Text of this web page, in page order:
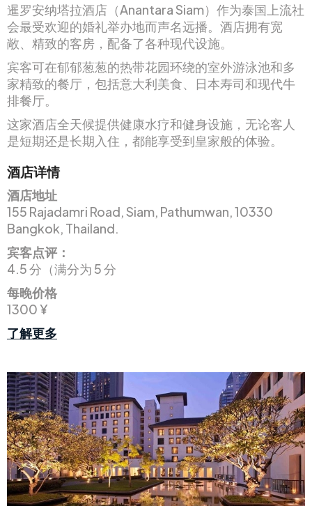
暹罗安纳塔拉酒店（Anantara Siam）作为泰国上流社
会最受欢迎的婚礼举办地而声名远播。酒店拥有宽
敞、精致的客房，配备了各种现代设施。
宾客可在郁郁葱葱的热带花园环绕的室外游泳池和多
家精致的餐厅，包括意大利美食、日本寿司和现代牛
排餐厅。
这家酒店全天候提供健康水疗和健身设施，无论客人
是短期还是长期入住，都能享受到皇家般的体验。
酒店详情
酒店地址
155 Rajadamri Road, Siam, Pathumwan, 10330
Bangkok, Thailand.
宾客点评：
4.5 分（满分为 5 分
每晚价格
1300 ¥
了解更多